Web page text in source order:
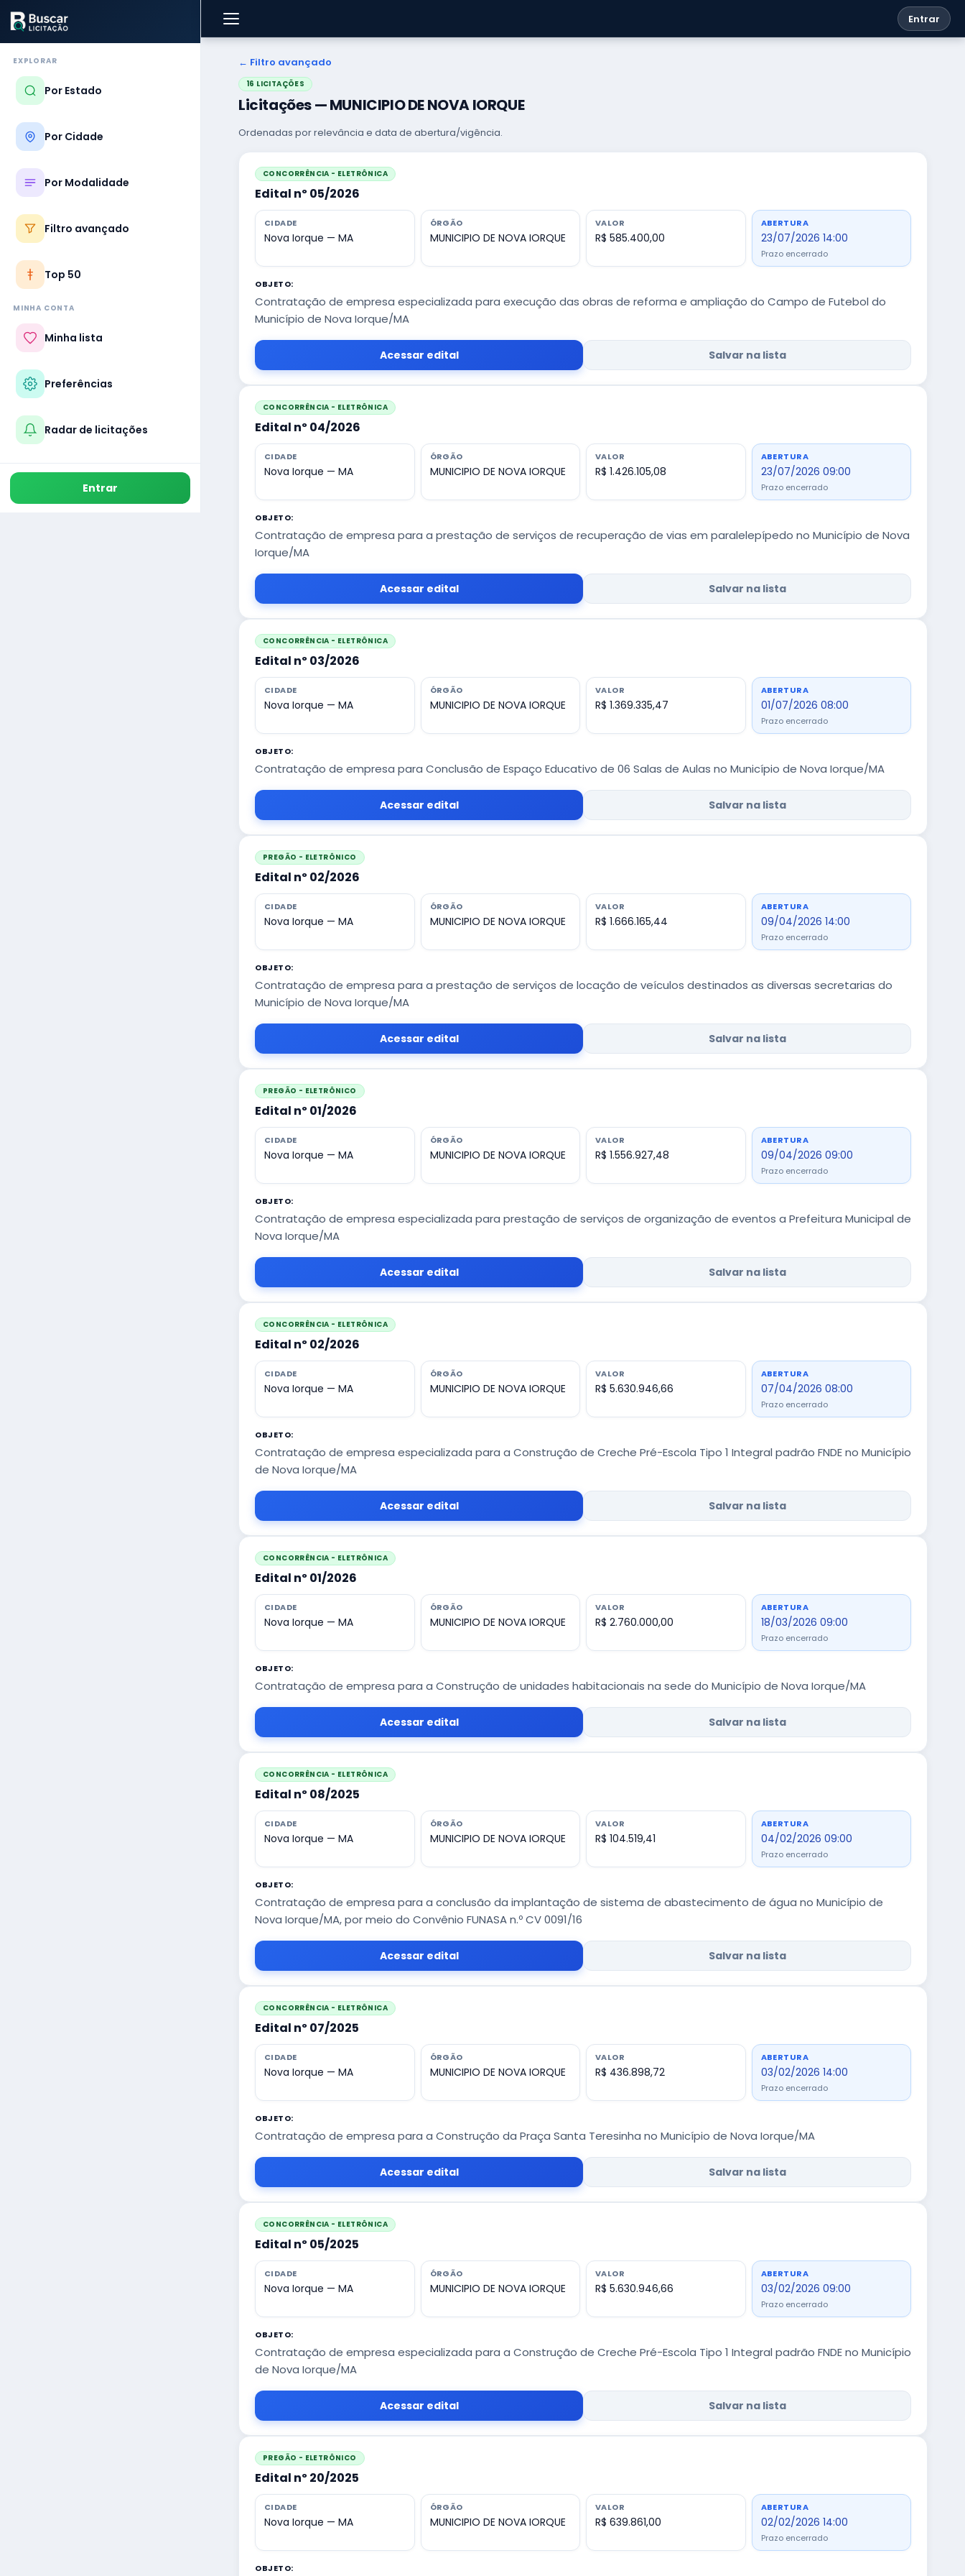
Entrar
EXPLORAR
Por Estado
Por Cidade
Por Modalidade
Filtro avançado
Top 50
MINHA CONTA
Minha lista
Preferências
Radar de licitações
Entrar
← Filtro avançado
16 LICITAÇÕES
Licitações — MUNICIPIO DE NOVA IORQUE
Ordenadas por relevância e data de abertura/vigência.
CONCORRÊNCIA - ELETRÔNICA
Edital nº 05/2026
CIDADE
Nova Iorque — MA
ÓRGÃO
MUNICIPIO DE NOVA IORQUE
VALOR
R$ 585.400,00
ABERTURA
23/07/2026 14:00
Prazo encerrado
OBJETO:
Contratação de empresa especializada para execução das obras de reforma e ampliação do Campo de Futebol do
Município de Nova Iorque/MA
Acessar edital Salvar na lista
CONCORRÊNCIA - ELETRÔNICA
Edital nº 04/2026
CIDADE
Nova Iorque — MA
ÓRGÃO
MUNICIPIO DE NOVA IORQUE
VALOR
R$ 1.426.105,08
ABERTURA
23/07/2026 09:00
Prazo encerrado
OBJETO:
Contratação de empresa para a prestação de serviços de recuperação de vias em paralelepípedo no Município de Nova
Iorque/MA
Acessar edital Salvar na lista
CONCORRÊNCIA - ELETRÔNICA
Edital nº 03/2026
CIDADE
Nova Iorque — MA
ÓRGÃO
MUNICIPIO DE NOVA IORQUE
VALOR
R$ 1.369.335,47
ABERTURA
01/07/2026 08:00
Prazo encerrado
OBJETO:
Contratação de empresa para Conclusão de Espaço Educativo de 06 Salas de Aulas no Município de Nova Iorque/MA
Acessar edital Salvar na lista
PREGÃO - ELETRÔNICO
Edital nº 02/2026
CIDADE
Nova Iorque — MA
ÓRGÃO
MUNICIPIO DE NOVA IORQUE
VALOR
R$ 1.666.165,44
ABERTURA
09/04/2026 14:00
Prazo encerrado
OBJETO:
Contratação de empresa para a prestação de serviços de locação de veículos destinados as diversas secretarias do
Município de Nova Iorque/MA
Acessar edital Salvar na lista
PREGÃO - ELETRÔNICO
Edital nº 01/2026
CIDADE
Nova Iorque — MA
ÓRGÃO
MUNICIPIO DE NOVA IORQUE
VALOR
R$ 1.556.927,48
ABERTURA
09/04/2026 09:00
Prazo encerrado
OBJETO:
Contratação de empresa especializada para prestação de serviços de organização de eventos a Prefeitura Municipal de
Nova Iorque/MA
Acessar edital Salvar na lista
CONCORRÊNCIA - ELETRÔNICA
Edital nº 02/2026
CIDADE
Nova Iorque — MA
ÓRGÃO
MUNICIPIO DE NOVA IORQUE
VALOR
R$ 5.630.946,66
ABERTURA
07/04/2026 08:00
Prazo encerrado
OBJETO:
Contratação de empresa especializada para a Construção de Creche Pré-Escola Tipo 1 Integral padrão FNDE no Município
de Nova Iorque/MA
Acessar edital Salvar na lista
CONCORRÊNCIA - ELETRÔNICA
Edital nº 01/2026
CIDADE
Nova Iorque — MA
ÓRGÃO
MUNICIPIO DE NOVA IORQUE
VALOR
R$ 2.760.000,00
ABERTURA
18/03/2026 09:00
Prazo encerrado
OBJETO:
Contratação de empresa para a Construção de unidades habitacionais na sede do Município de Nova Iorque/MA
Acessar edital Salvar na lista
CONCORRÊNCIA - ELETRÔNICA
Edital nº 08/2025
CIDADE
Nova Iorque — MA
ÓRGÃO
MUNICIPIO DE NOVA IORQUE
VALOR
R$ 104.519,41
ABERTURA
04/02/2026 09:00
Prazo encerrado
OBJETO:
Contratação de empresa para a conclusão da implantação de sistema de abastecimento de água no Município de
Nova Iorque/MA, por meio do Convênio FUNASA n.º CV 0091/16
Acessar edital Salvar na lista
CONCORRÊNCIA - ELETRÔNICA
Edital nº 07/2025
CIDADE
Nova Iorque — MA
ÓRGÃO
MUNICIPIO DE NOVA IORQUE
VALOR
R$ 436.898,72
ABERTURA
03/02/2026 14:00
Prazo encerrado
OBJETO:
Contratação de empresa para a Construção da Praça Santa Teresinha no Município de Nova Iorque/MA
Acessar edital Salvar na lista
CONCORRÊNCIA - ELETRÔNICA
Edital nº 05/2025
CIDADE
Nova Iorque — MA
ÓRGÃO
MUNICIPIO DE NOVA IORQUE
VALOR
R$ 5.630.946,66
ABERTURA
03/02/2026 09:00
Prazo encerrado
OBJETO:
Contratação de empresa especializada para a Construção de Creche Pré-Escola Tipo 1 Integral padrão FNDE no Município
de Nova Iorque/MA
Acessar edital Salvar na lista
PREGÃO - ELETRÔNICO
Edital nº 20/2025
CIDADE
Nova Iorque — MA
ÓRGÃO
MUNICIPIO DE NOVA IORQUE
VALOR
R$ 639.861,00
ABERTURA
02/02/2026 14:00
Prazo encerrado
OBJETO: